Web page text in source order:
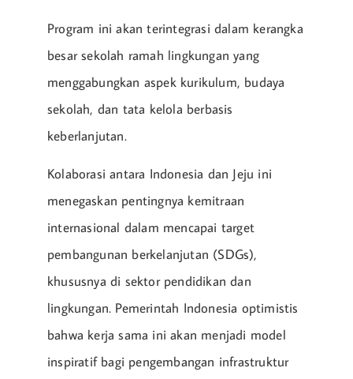
Program ini akan terintegrasi dalam kerangka
besar sekolah ramah lingkungan yang
menggabungkan aspek kurikulum, budaya
sekolah, dan tata kelola berbasis
keberlanjutan.
Kolaborasi antara Indonesia dan Jeju ini
menegaskan pentingnya kemitraan
internasional dalam mencapai target
pembangunan berkelanjutan (SDGs),
khususnya di sektor pendidikan dan
lingkungan. Pemerintah Indonesia optimistis
bahwa kerja sama ini akan menjadi model
inspiratif bagi pengembangan infrastruktur